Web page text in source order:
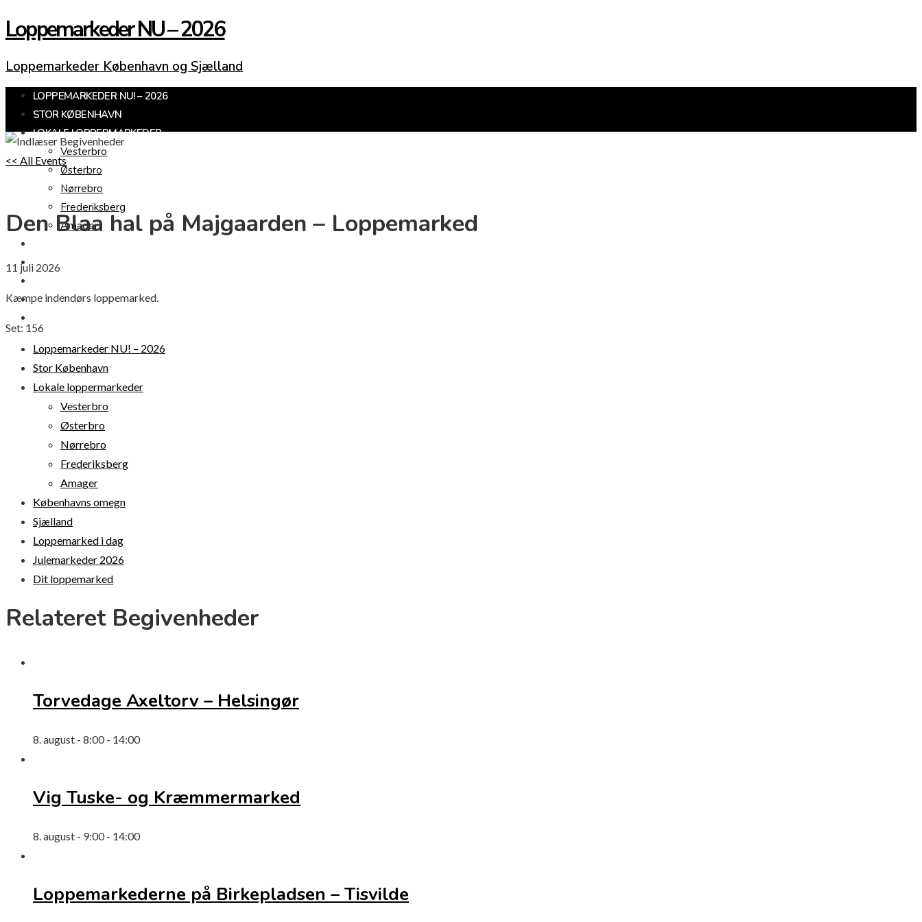
Loppemarkeder NU – 2026
Loppemarkeder København og Sjælland
LOPPEMARKEDER NU! – 2026
STOR KØBENHAVN
LOKALE LOPPERMARKEDER
Vesterbro
Østerbro
Nørrebro
Frederiksberg
Amager
SJÆLLAND
JULEMARKEDER 2026
Loppemarkeder NU! – 2026
Stor København
Lokale loppermarkeder
Vesterbro
Østerbro
Nørrebro
Frederiksberg
Amager
Københavns omegn
Sjælland
Loppemarked i dag
Julemarkeder 2026
Dit loppemarked
<< All Events
Den Blaa hal på Majgaarden – Loppemarked
11 juli 2026
Kæmpe indendørs loppemarked.
Set: 156
Relateret Begivenheder
Torvedage Axeltorv – Helsingør
8. august - 8:00- 14:00
Vig Tuske- og Kræmmermarked
8. august - 9:00- 14:00
Loppemarkederne på Birkepladsen – Tisvilde